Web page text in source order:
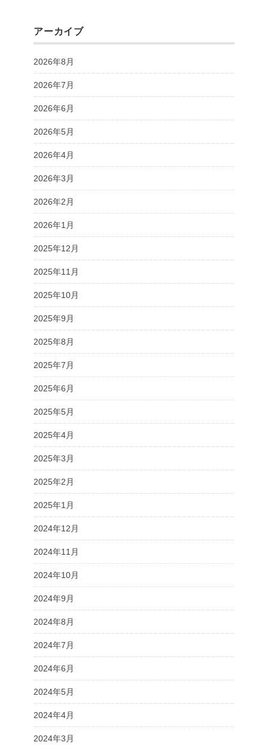
アーカイブ
2026年8月
2026年7月
2026年6月
2026年5月
2026年4月
2026年3月
2026年2月
2026年1月
2025年12月
2025年11月
2025年10月
2025年9月
2025年8月
2025年7月
2025年6月
2025年5月
2025年4月
2025年3月
2025年2月
2025年1月
2024年12月
2024年11月
2024年10月
2024年9月
2024年8月
2024年7月
2024年6月
2024年5月
2024年4月
2024年3月